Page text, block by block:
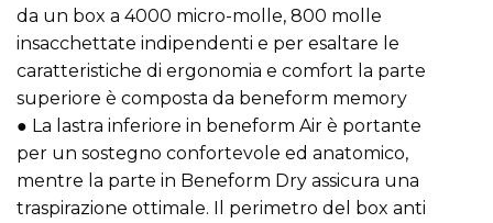
da un box a 4000 micro-molle, 800 molle
insacchettate indipendenti e per esaltare le
caratteristiche di ergonomia e comfort la parte
superiore è composta da beneform memory
● La lastra inferiore in beneform Air è portante
per un sostegno confortevole ed anatomico,
mentre la parte in Beneform Dry assicura una
traspirazione ottimale. Il perimetro del box anti